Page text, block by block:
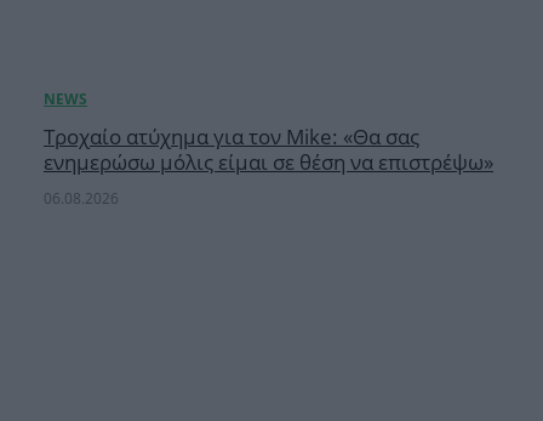
Τροχαίο ατύχημα για τον Mike: «Θα σας
ενημερώσω μόλις είμαι σε θέση να επιστρέψω»
06.08.2026